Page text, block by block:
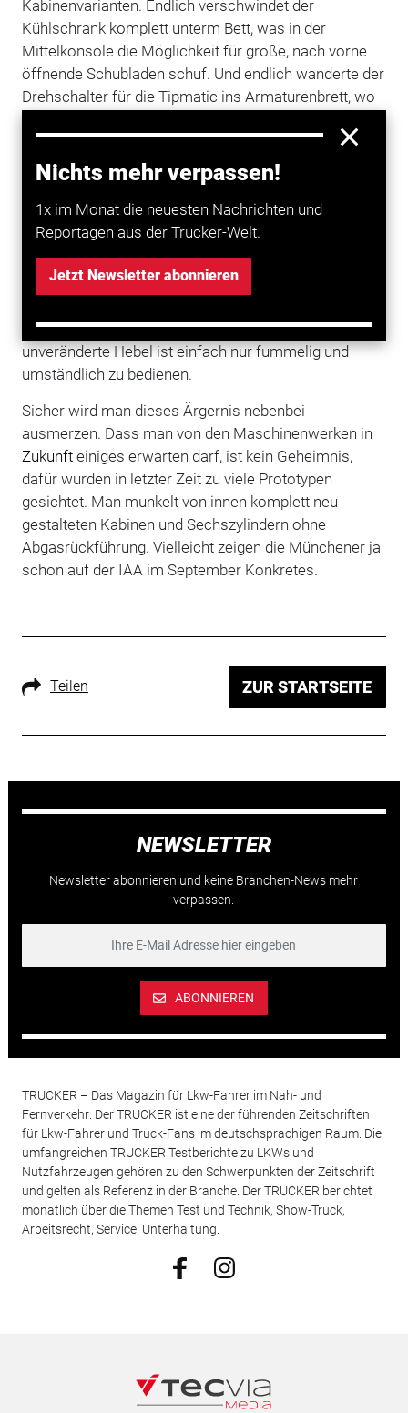
Nichts mehr verpassen!
1x im Monat die neuesten Nachrichten und
Reportagen aus der Trucker-Welt.
Jetzt Newsletter abonnieren
Kabinenvarianten. Endlich verschwindet der
Kühlschrank komplett unterm Bett, was in der
Mittelkonsole die Möglichkeit für große, nach vorne
öffnende Schubladen schuf. Und endlich wanderte der
Drehschalter für die Tipmatic ins Armaturenbrett, wo
gleichen Zuge das Ventil für die Feststellbremse ins
Armaturenbrett zu verlegen, dafür reichte es nicht.
Wobei der Hersteller das unumwunden zugibt und auf
eine bald kommende elektrische Parkbremse à la
Scania verweist. Von den Schweden darf MAN dann
denn der seit Einführung des TGX-Vorgängers TGA
unveränderte Hebel ist einfach nur fummelig und
umständlich zu bedienen.
Sicher wird man dieses Ärgernis nebenbei
ausmerzen. Dass man von den Maschinenwerken in
Zukunfteiniges erwarten darf, ist kein Geheimnis,
dafür wurden in letzter Zeit zu viele Prototypen
gesichtet. Man munkelt von innen komplett neu
gestalteten Kabinen und Sechszylindern ohne
Abgasrückführung. Vielleicht zeigen die Münchener ja
schon auf der IAA im September Konkretes.
Teilen ZUR STARTSEITE
NEWSLETTER
Newsletter abonnieren und keine Branchen-News mehr
verpassen.
ABONNIEREN
TRUCKER – Das Magazin für Lkw-Fahrer im Nah- und
Fernverkehr: Der TRUCKER ist eine der führenden Zeitschriften
für Lkw-Fahrer und Truck-Fans im deutschsprachigen Raum. Die
umfangreichen TRUCKER Testberichte zu LKWs und
Nutzfahrzeugen gehören zu den Schwerpunkten der Zeitschrift
und gelten als Referenz in der Branche. Der TRUCKER berichtet
monatlich über die Themen Test und Technik, Show-Truck,
Arbeitsrecht, Service, Unterhaltung.